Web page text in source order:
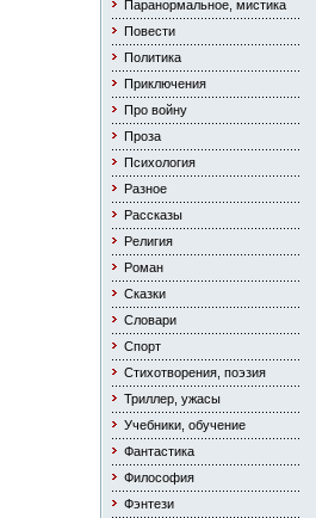
Паранормальное, мистика
Повести
Политика
Приключения
Про войну
Проза
Психология
Разное
Рассказы
Религия
Роман
Сказки
Словари
Спорт
Стихотворения, поэзия
Триллер, ужасы
Учебники, обучение
Фантастика
Философия
Фэнтези